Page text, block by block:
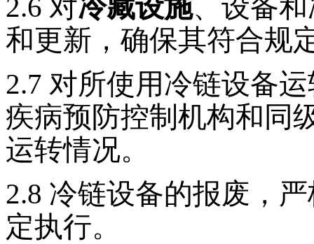
2.6 对冷藏设施、设备
和更新，确保其符合规
2.7 对所使用冷链设备
疾病预防控制机构和同
运转情况。
2.8 冷链设备的报废，
定执行。